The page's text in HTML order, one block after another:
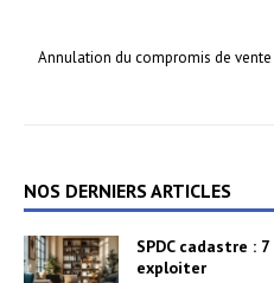
Annulation du compromis de vente
NOS DERNIERS ARTICLES
SPDC cadastre :
exploiter